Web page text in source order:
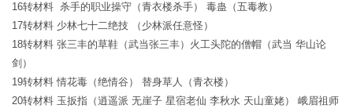
16转材料 杀手的职业操守（青衣楼杀手） 毒蛊（五毒教）
17转材料 少林七十二绝技 （少林派任意怪）
18转材料 张三丰的草鞋（武当张三丰）火工头陀的僧帽（武当 华山论
剑）
19转材料 情花毒（绝情谷） 替身草人（青衣楼）
20转材料 玉扳指（逍遥派 无崖子 星宿老仙 李秋水 天山童姥） 峨眉祖师